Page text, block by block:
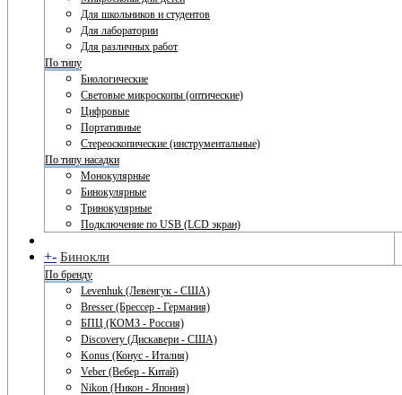
Для школьников и студентов
Для лаборатории
Для различных работ
По типу
Биологические
Световые микроскопы (оптические)
Цифровые
Портативные
Стереоскопические (инструментальные)
По типу насадки
Монокулярные
Бинокулярные
Тринокулярные
Подключение по USB (LCD экран)
+- Бинокли
По бренду
Levenhuk (Левенгук - США)
Bresser (Брессер - Германия)
БПЦ (КОМЗ - Россия)
Discovery (Дискавери - США)
Konus (Конус - Италия)
Veber (Вебер - Китай)
Nikon (Никон - Япония)